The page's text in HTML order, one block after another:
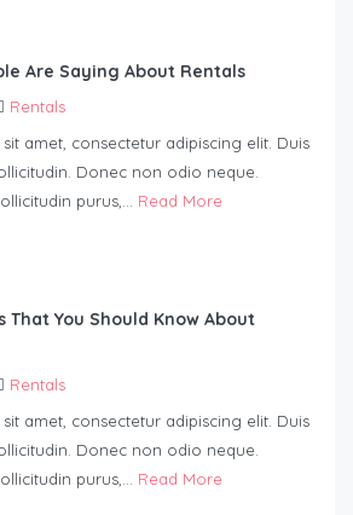
Are Saying About Rentals
Rentals
amet, consectetur adipiscing elit. Duis
Donec non odio neque.
purus,... Read More
That You Should Know About
Rentals
amet, consectetur adipiscing elit. Duis
Donec non odio neque.
purus,... Read More